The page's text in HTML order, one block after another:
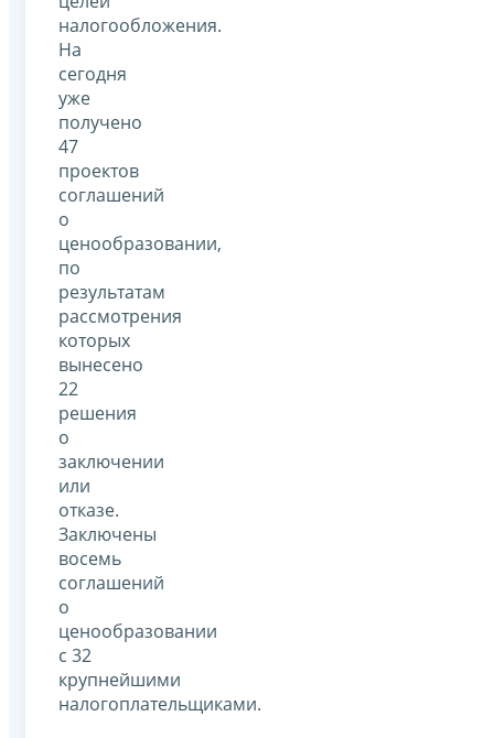
налогообложения.
На
сегодня
уже
получено
47
проектов
соглашений
о
ценообразовании,
по
результатам
рассмотрения
которых
вынесено
22
решения
о
заключении
или
отказе.
Заключены
восемь
соглашений
о
ценообразовании
с 32
крупнейшими
налогоплательщиками.